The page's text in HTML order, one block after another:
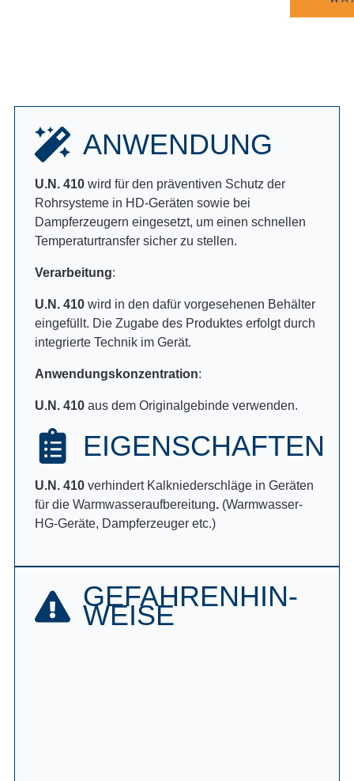
ANWENDUNG
U.N. 410 wird für den präventiven Schutz der
Rohrsysteme in HD-Geräten sowie bei
Dampferzeugern eingesetzt, um einen schnellen
Temperaturtransfer sicher zu stellen.
Verarbeitung:
U.N. 410 wird in den dafür vorgesehenen Behälter
eingefüllt. Die Zugabe des Produktes erfolgt durch
integrierte Technik im Gerät.
Anwendungskonzentration:
U.N. 410 aus dem Originalgebinde verwenden.
EIGENSCHAFTEN
U.N. 410 verhindert Kalkniederschläge in Geräten
für die Warmwasseraufbereitung. (Warmwasser-
HG-Geräte, Dampferzeuger etc.)
GEFAHREN­HIN­
WEISE